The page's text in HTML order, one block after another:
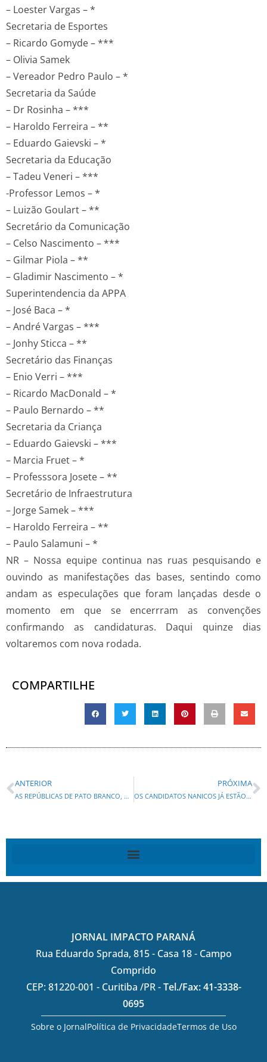
– Loester Vargas – *
Secretaria de Esportes
– Ricardo Gomyde – ***
– Olivia Samek
– Vereador Pedro Paulo – *
Secretaria da Saúde
– Dr Rosinha – ***
– Haroldo Ferreira – **
– Eduardo Gaievski – *
Secretaria da Educação
– Tadeu Veneri – ***
-Professor Lemos – *
– Luizão Goulart – **
Secretário da Comunicação
– Celso Nascimento – ***
– Gilmar Piola – **
– Gladimir Nascimento – *
Superintendencia da APPA
– José Baca – *
– André Vargas – ***
– Jonhy Sticca – **
Secretário das Finanças
– Enio Verri – ***
– Ricardo MacDonald – *
– Paulo Bernardo – **
Secretaria da Criança
– Eduardo Gaievski – ***
– Marcia Fruet – *
– Professsora Josete – **
Secretário de Infraestrutura
– Jorge Samek – ***
– Haroldo Ferreira – **
– Paulo Salamuni – *
NR – Nossa equipe continua nas ruas pesquisando e
ouvindo as manifestações das bases, sentindo como
andam as especulações que foram lançadas desde o
momento em que se encerrram as convenções
confirmando as candidaturas. Daqui quinze dias
voltaremos com nova rodada.
COMPARTILHE
ANTERIOR
AS REPÚBLICAS DE PATO BRANCO, CAMBÉ, PMDB, RATINHO JR,CASAGRANDE, AMARAL VÃO REELEGER BETO RICHA?
PRÓXIMA
OS CANDIDATOS NANICOS JÁ ESTÃO NADANDO E BOIANDO RUMO Á PRAIA
JORNAL IMPACTO PARANÁ
Rua Eduardo Sprada, 815 - Casa 18 - Campo
Comprido
CEP: 81220-001 - Curitiba /PR -Tel./Fax: 41-3338-
0695
Sobre o JornalPolítica de PrivacidadeTermos de Uso